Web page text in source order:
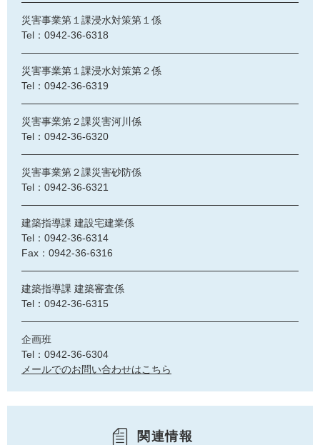
災害事業第１課浸水対策第１係
Tel：0942-36-6318
災害事業第１課浸水対策第２係
Tel：0942-36-6319
災害事業第２課災害河川係
Tel：0942-36-6320
災害事業第２課災害砂防係
Tel：0942-36-6321
建築指導課 建設宅建業係
Tel：0942-36-6314
Fax：0942-36-6316
建築指導課 建築審査係
Tel：0942-36-6315
企画班
Tel：0942-36-6304
メールでのお問い合わせはこちら
関連情報